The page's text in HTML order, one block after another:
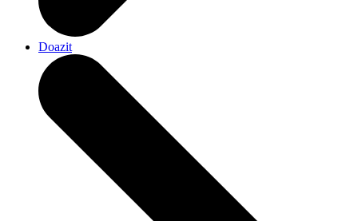
Doazit